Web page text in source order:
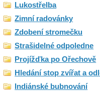
Lukostřelba
Zimní radovánky
Zdobení stromečku
Strašidelné odpoledne
Projížďka po Ořechově
Hledání stop zvířat a
Indiánské bubnování